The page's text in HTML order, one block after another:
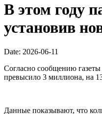
В этом году
установив
Date: 2026-06-11
Согласно сообщению
превысило 3 миллиона, на
Данные показывают, что